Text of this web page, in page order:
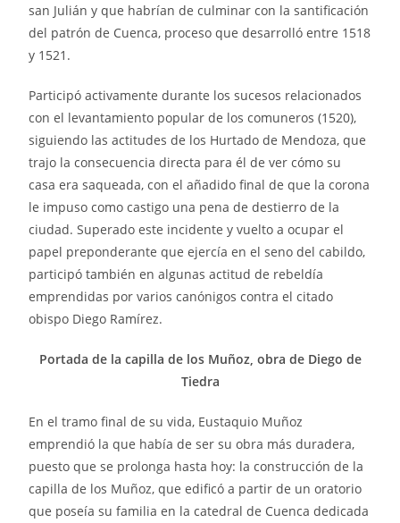
san Julián y que habrían de culminar con la santificación
del patrón de Cuenca, proceso que desarrolló entre 1518
y 1521.
Participó activamente durante los sucesos relacionados
con el levantamiento popular de los comuneros (1520),
siguiendo las actitudes de los Hurtado de Mendoza, que
trajo la consecuencia directa para él de ver cómo su
casa era saqueada, con el añadido final de que la corona
le impuso como castigo una pena de destierro de la
ciudad. Superado este incidente y vuelto a ocupar el
papel preponderante que ejercía en el seno del cabildo,
participó también en algunas actitud de rebeldía
emprendidas por varios canónigos contra el citado
obispo Diego Ramírez.
Portada de la capilla de los Muñoz, obra de Diego de
Tiedra
En el tramo final de su vida, Eustaquio Muñoz
emprendió la que había de ser su obra más duradera,
puesto que se prolonga hasta hoy: la construcción de la
capilla de los Muñoz, que edificó a partir de un oratorio
que poseía su familia en la catedral de Cuenca dedicada